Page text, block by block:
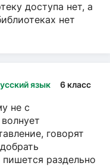
доступа нет, а
нет
язык 6 класс
не с
говорят
раздельно